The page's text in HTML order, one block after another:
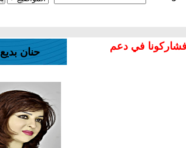
فشاركونا في دعم
حنان بديع